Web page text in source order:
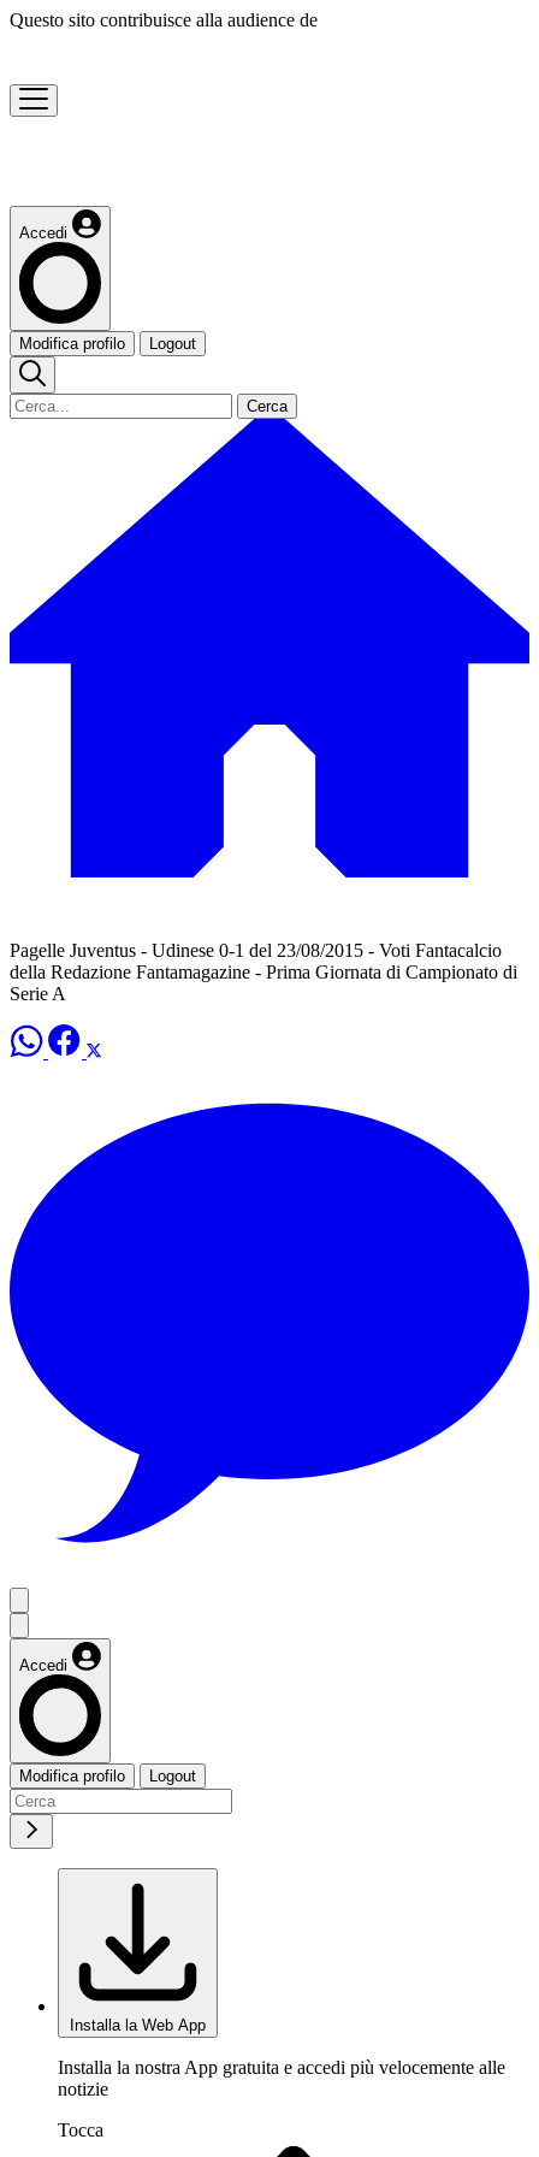
Questo sito contribuisce alla audience de
Accedi
Modifica profilo Logout
Cerca
Pagelle Juventus - Udinese 0-1 del 23/08/2015 - Voti Fantacalcio
della Redazione Fantamagazine - Prima Giornata di Campionato di
Serie A
Accedi
Modifica profilo Logout
Installa la Web App
Installa la nostra App gratuita e accedi più velocemente alle
notizie
Tocca